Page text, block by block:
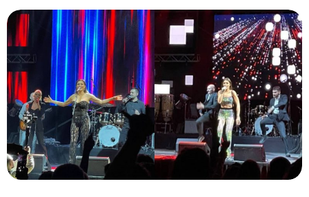
во
„Ѕвездите
на
Гранд“
дојде
со
пиштол,
па
Саша
Поповиќ